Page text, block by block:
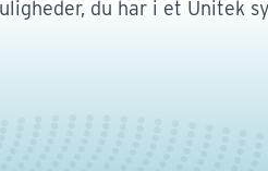
Industridu har i et Unitek